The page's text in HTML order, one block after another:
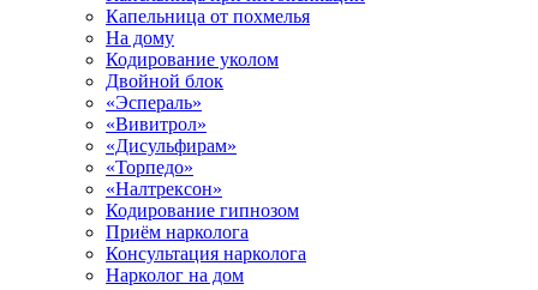
Капельница от похмелья
На дому
Кодирование уколом
Двойной блок
«Эспераль»
«Вивитрол»
«Дисульфирам»
«Торпедо»
«Налтрексон»
Кодирование гипнозом
Приём нарколога
Консультация нарколога
Нарколог на дом